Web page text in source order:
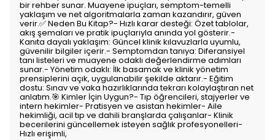
bir rehber sunar. Muayene ipuçları, semptom-temelli
yaklaşım ve net algoritmalarla zaman kazandırır, güven
verir.✅ Neden Bu Kitap?- Hızlı karar desteği: Özet tablolar,
akış şemaları ve pratik ipuçlarıyla anında yol gösterir.-
Kanıta dayalı yaklaşım: Güncel klinik kılavuzlarla uyumlu,
güvenilir bilgiler içerir.- Semptomdan tanıya: Diferansiyel
tanı listeleri ve muayene odaklı değerlendirme adımları
sunar.- Yönetim odaklı: İlk basamak ve klinik yönetim
prensiplerini açık, uygulanabilir şekilde aktarır.- Eğitim
dostu: Sınav ve vaka hazırlıklarında tekrarı kolaylaştıran net
anlatım.🎯 Kimler İçin Uygun?- Tıp öğrencileri, stajyerler ve
intern hekimler- Pratisyen ve asistan hekimler- Aile
hekimliği, acil tıp ve dahili branşlarda çalışanlar- Klinik
becerilerini güncellemek isteyen sağlık profesyonelleri-
Hızlı erişimli,